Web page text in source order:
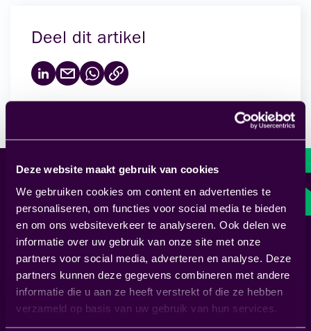
Deze website maakt gebruik van cookies
We gebruiken cookies om content en advertenties te
personaliseren, om functies voor social media te bieden
en om ons websiteverkeer te analyseren. Ook delen we
informatie over uw gebruik van onze site met onze
partners voor social media, adverteren en analyse. Deze
partners kunnen deze gegevens combineren met andere
informatie die u aan ze heeft verstrekt of die ze hebben
verzameld op basis van uw gebruik van hun services.
Deel dit artikel